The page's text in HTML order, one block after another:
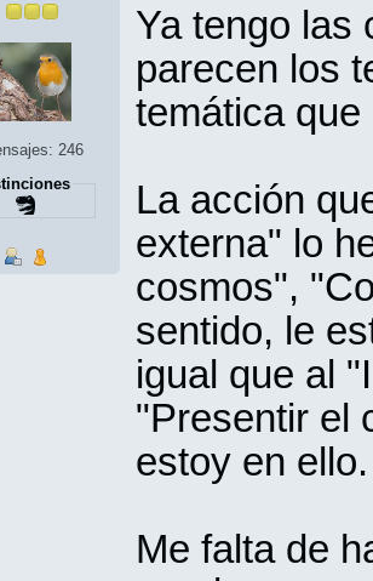
246
Ya tengo las
parecen los
temática
La acción
externa" lo
cosmos",
sentido, le
igual que al
"Presentir el
estoy en
Me falta de